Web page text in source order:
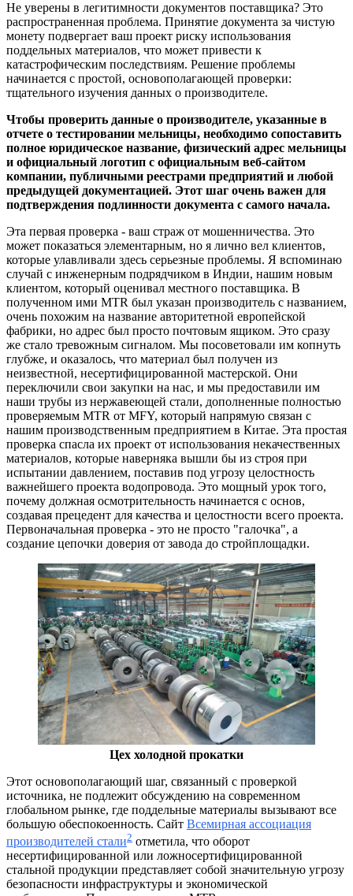
Не уверены в легитимности документов поставщика? Это
распространенная проблема. Принятие документа за чистую
монету подвергает ваш проект риску использования
поддельных материалов, что может привести к
катастрофическим последствиям. Решение проблемы
начинается с простой, основополагающей проверки:
тщательного изучения данных о производителе.
Чтобы проверить данные о производителе, указанные в
отчете о тестировании мельницы, необходимо сопоставить
полное юридическое название, физический адрес мельницы
и официальный логотип с официальным веб-сайтом
компании, публичными реестрами предприятий и любой
предыдущей документацией. Этот шаг очень важен для
подтверждения подлинности документа с самого начала.
Эта первая проверка - ваш страж от мошенничества. Это
может показаться элементарным, но я лично вел клиентов,
которые улавливали здесь серьезные проблемы. Я вспоминаю
случай с инженерным подрядчиком в Индии, нашим новым
клиентом, который оценивал местного поставщика. В
полученном ими MTR был указан производитель с названием,
очень похожим на название авторитетной европейской
фабрики, но адрес был просто почтовым ящиком. Это сразу
же стало тревожным сигналом. Мы посоветовали им копнуть
глубже, и оказалось, что материал был получен из
неизвестной, несертифицированной мастерской. Они
переключили свои закупки на нас, и мы предоставили им
наши трубы из нержавеющей стали, дополненные полностью
проверяемым MTR от MFY, который напрямую связан с
нашим производственным предприятием в Китае. Эта простая
проверка спасла их проект от использования некачественных
материалов, которые наверняка вышли бы из строя при
испытании давлением, поставив под угрозу целостность
важнейшего проекта водопровода. Это мощный урок того,
почему должная осмотрительность начинается с основ,
создавая прецедент для качества и целостности всего проекта.
Первоначальная проверка - это не просто "галочка", а
создание цепочки доверия от завода до стройплощадки.
Цех холодной прокатки
Этот основополагающий шаг, связанный с проверкой
источника, не подлежит обсуждению на современном
глобальном рынке, где поддельные материалы вызывают все
большую обеспокоенность. Сайт Всемирная ассоциация
производителей стали2 отметила, что оборот
несертифицированной или ложносертифицированной
стальной продукции представляет собой значительную угрозу
безопасности инфраструктуры и экономической